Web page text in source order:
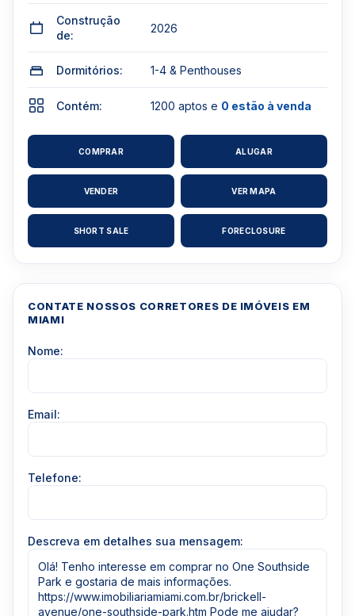
Construção
de:
2026
Dormitórios: 1-4 & Penthouses
Contém: 1200 aptos e 0 estão à venda
COMPRAR ALUGAR
VENDER VER MAPA
SHORT SALE FORECLOSURE
CONTATE NOSSOS CORRETORES DE IMÓVEIS EM
MIAMI
Nome:
Email:
Telefone:
Descreva em detalhes sua mensagem: